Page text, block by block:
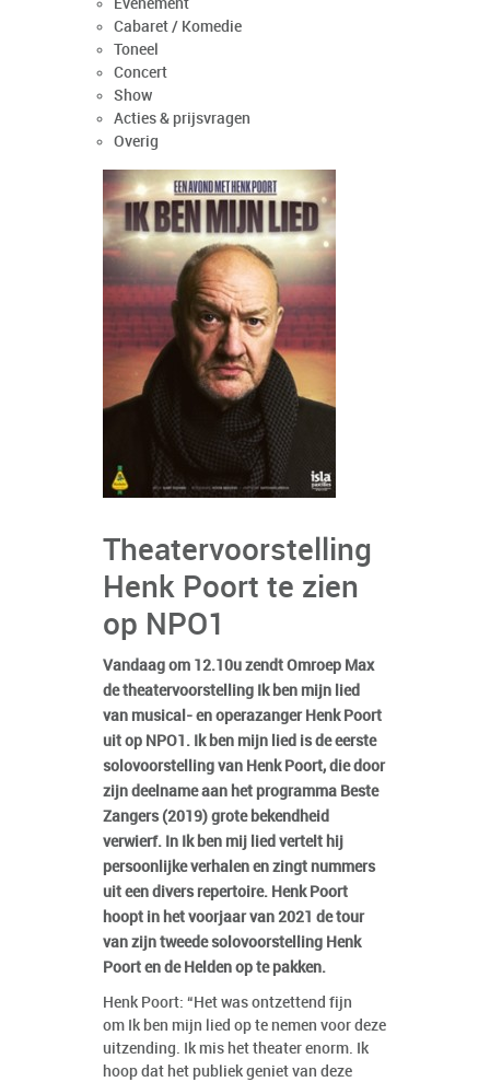
Evenement
Cabaret / Komedie
Toneel
Concert
Show
Acties & prijsvragen
Overig
Theatervoorstelling
Henk Poort te zien
op NPO1
Vandaag om 12.10u zendt Omroep Max
de theatervoorstelling Ik ben mijn lied
van musical- en operazanger Henk Poort
uit op NPO1. Ik ben mijn lied is de eerste
solovoorstelling van Henk Poort, die door
zijn deelname aan het programma Beste
Zangers (2019) grote bekendheid
verwierf. In Ik ben mij lied vertelt hij
persoonlijke verhalen en zingt nummers
uit een divers repertoire. Henk Poort
hoopt in het voorjaar van 2021 de tour
van zijn tweede solovoorstelling Henk
Poort en de Helden op te pakken.
Henk Poort: “Het was ontzettend fijn
om Ik ben mijn lied op te nemen voor deze
uitzending. Ik mis het theater enorm. Ik
hoop dat het publiek geniet van deze